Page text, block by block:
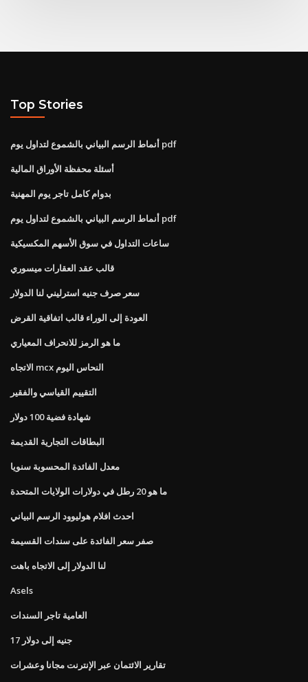
Top Stories
أنماط الرسم البياني بالشموع لتداول يوم pdf
أسئلة محفظة الأوراق المالية
بدوام كامل تاجر يوم المهنية
أنماط الرسم البياني بالشموع لتداول يوم pdf
ساعات التداول في سوق الأسهم المكسيكية
قالب عقد العقارات ميسوري
سعر صرف جنيه استرليني لنا الدولار
العودة إلى الوراء قالب اتفاقية القرض
ما هو الرمز للانحراف المعياري
الاتجاه mcx النحاس اليوم
التقييم القياسي والفقير
شهادة فضية 100 دولار
البطاقات التجارية القديمة
معدل الفائدة المحسوبة سنويا
ما هو 20 رطل في دولارات الولايات المتحدة
احدث افلام هوليوود الرسم البياني
صفر سعر الفائدة على سندات القسيمة
لنا الدولار إلى الاتجاه باهت
Asels
العامية تاجر السندات
17 جنيه إلى دولار
تقارير الائتمان عبر الإنترنت مجانا وعشرات